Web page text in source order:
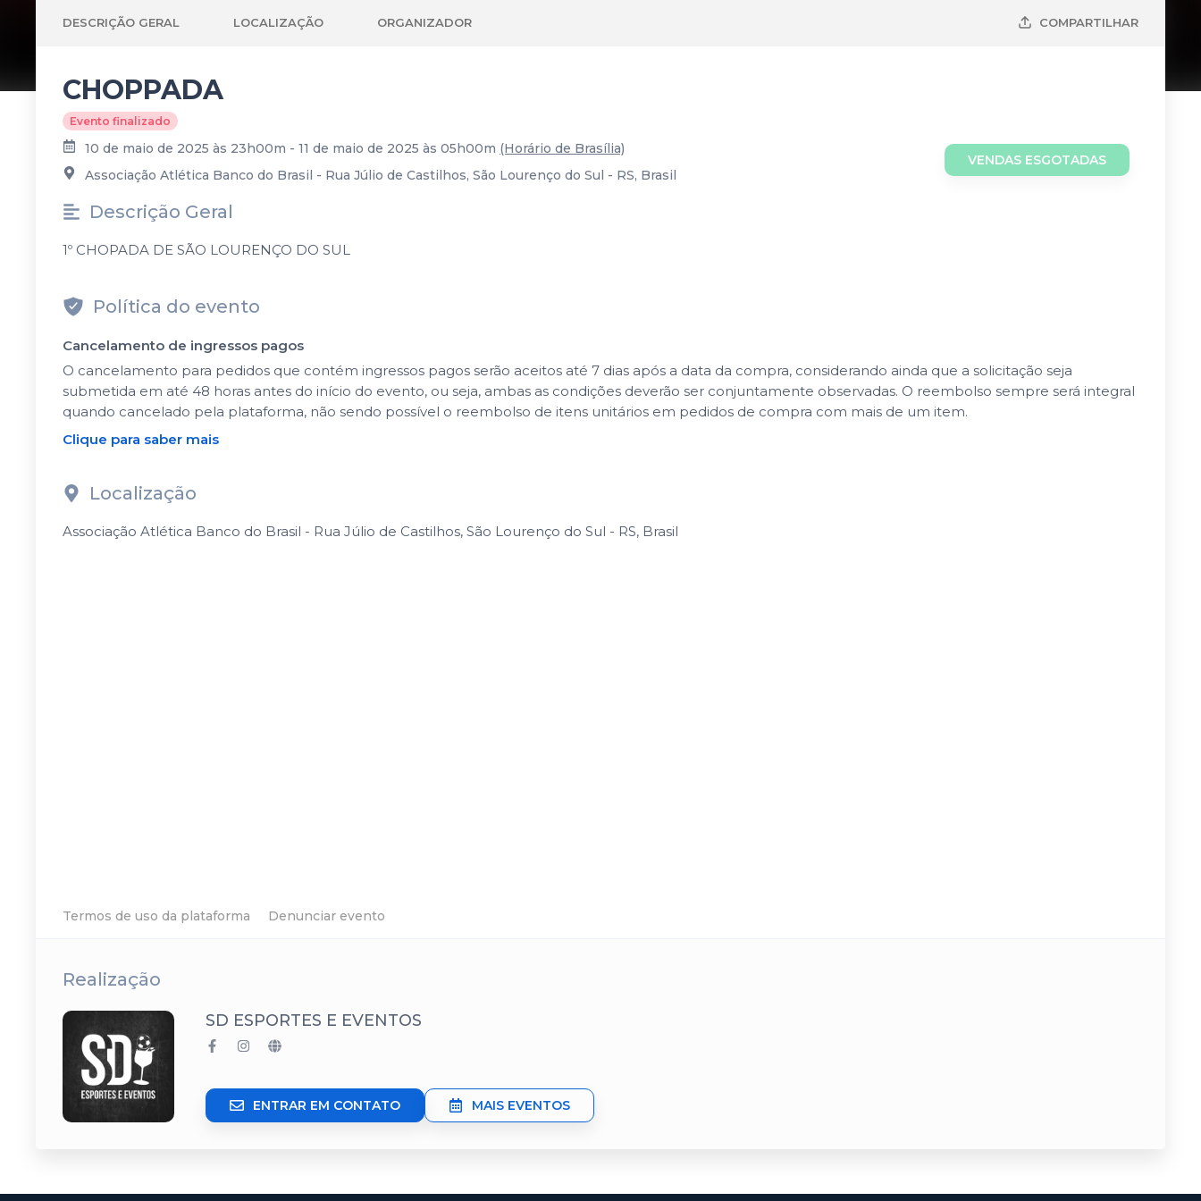
DESCRIÇÃO GERAL LOCALIZAÇÃO ORGANIZADOR COMPARTILHAR
CHOPPADA
Evento finalizado
10 de maio de 2025 às 23h00m - 11 de maio de 2025 às 05h00m (Horário de Brasília)
Associação Atlética Banco do Brasil - Rua Júlio de Castilhos, São Lourenço do Sul - RS, Brasil
VENDAS ESGOTADAS
Descrição Geral
1º CHOPADA DE SÃO LOURENÇO DO SUL
Política do evento
Cancelamento de ingressos pagos
O cancelamento para pedidos que contém ingressos pagos serão aceitos até 7 dias após a data da compra, considerando ainda que a solicitação seja
submetida em até 48 horas antes do início do evento, ou seja, ambas as condições deverão ser conjuntamente observadas. O reembolso sempre será integral
quando cancelado pela plataforma, não sendo possível o reembolso de itens unitários em pedidos de compra com mais de um item.
Clique para saber mais
Localização
Associação Atlética Banco do Brasil - Rua Júlio de Castilhos, São Lourenço do Sul - RS, Brasil
Termos de uso da plataforma Denunciar evento
Realização
SD ESPORTES E EVENTOS
ENTRAR EM CONTATO MAIS EVENTOS